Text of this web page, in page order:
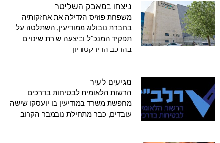
ניצחו במאבק השליטה
משפחת פוזיס הגדילה את אחזקותיה
בחברת נובולוג ממודיעין, השתלטה על
תפקיד המנכ"ל וביצעה שורת שינויים
בהרכב הדירקטוריון
מגיעים לעיר
הרשות הלאומית לבטיחות בדרכים
מחפשת משרד במודיעין בו יועסקו שישה
עובדים, כבר מתחילת נובמבר הקרוב